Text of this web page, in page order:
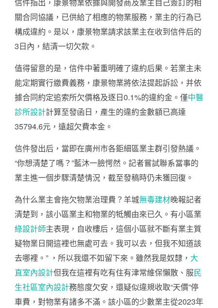
關合同協議，已供給了相應的物業服務，業主的行為已
構成違約。是以，康景物業請求該業主在收到信件后的
3日內，結清一切欠款。
值得留意的是，信件中著重明確了違約后果。若業主未
能定期實行繳費義務，康景物業將依法提起訴訟，并依
據合同約定追索所欠價格及逐日0.1%的違約金。僅中醫
診所設計計算至發函日，產生的違約金數額已高達
35794.6元，遠超欠費本金。
信件發出后，當即在廣州市各鉅細區業主群引發熱議。
“你想清楚了嗎？”藍沐一臉愕然。記者嘗試聯系當事的
業主進一個步驟清楚情況，截至發稿時仍未獲回復。
為什么業主會拖欠物業治理費？羊城無毒建材晚報記者
清楚到，該小區業主和物業的牴觸由來已久。有小區業
綠設計師主表現，自收樓后，這個小區就不斷有業主質
疑物業日開這裡也無處可去。我可以去，但我不知道該
去哪裡。” ，所以我還不如留下來。雖然我是奴隸， 大
直室內設計但我在這裡有吃有住有津常維保懶散、服民
生社區室內設計務態度欠安，還疑似違規收取“天價”停
車費，對物業有諸多不滿。該小區的少數業主從2023年